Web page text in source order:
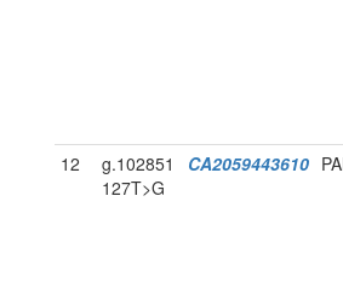
12
g.102851
127T>G
CA2059443610